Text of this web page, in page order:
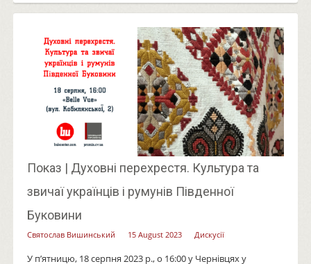
Показ | Духовні перехрестя. Культура та
звичаї українців і румунів Південної
Буковини
Святослав Вишинський 15 August 2023 Дискусії
У п’ятницю, 18 серпня 2023 р., о 16:00 у Чернівцях у